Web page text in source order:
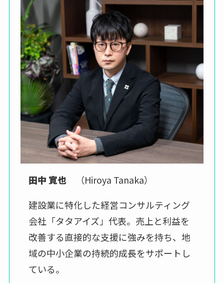
田中 寛也 （Hiroya Tanaka）
建設業に特化した経営コンサルティング
会社「タタアイズ」代表。売上と利益を
改善する直接的な支援に強みを持ち、地
域の中小企業の持続的成長をサポートし
ている。